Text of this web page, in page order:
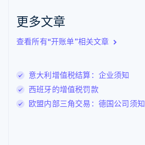
更多文章
查看所有“开账单”相关文章
意大利增值税结算：企业须知
西班牙的增值税罚款
欧盟内部三角交易：德国公司须知
English Italiano
拉脱维亚
立陶宛
DeutschEnglish
卢森堡
Français DeutschEnglish
罗马尼亚